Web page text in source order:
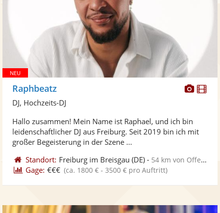
Raphbeatz
DJ, Hochzeits-DJ
Hallo zusammen! Mein Name ist Raphael, und ich bin
leidenschaftlicher DJ aus Freiburg. Seit 2019 bin ich mit
großer Begeisterung in der Szene ...
Standort: Freiburg im Breisgau (DE) - 54 km von Offenburg
Gage: €€€ (ca. 1800 € - 3500 € pro Auftritt)